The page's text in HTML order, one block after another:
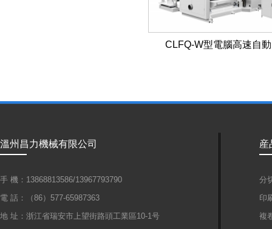
CLFQ-W型電腦高速自
溫州昌力機械有限公司
手 機：13868813586/13967793790
電 話：（86）577-65987363
地 址：浙江省瑞安市上望街路頭工業區10-1号
産
分
印
複